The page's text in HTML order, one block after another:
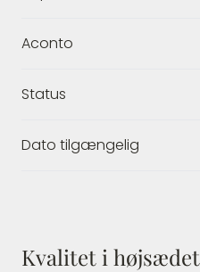
Aconto
Status
Dato tilgængelig
Kvalitet i højsædet